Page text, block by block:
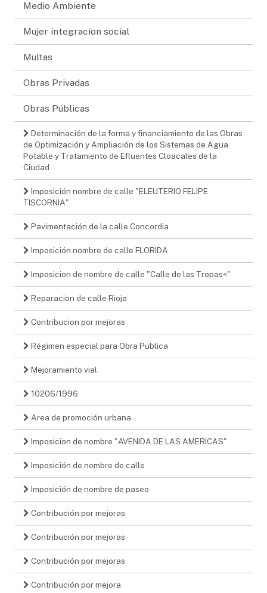
Medio Ambiente
Mujer integracion social
Multas
Obras Privadas
Obras Públicas
Determinación de la forma y financiamiento de las Obras
de Optimización y Ampliación de los Sistemas de Agua
Potable y Tratamiento de Efluentes Cloacales de la
Ciudad
Imposición nombre de calle "ELEUTERIO FELIPE
TISCORNIA"
Pavimentación de la calle Concordia
Imposición nombre de calle FLORIDA
Imposicion de nombre de calle "Calle de las Tropas<"
Reparacion de calle Rioja
Contribucion por mejoras
Régimen especial para Obra Publica
Mejoramiento vial
10206/1996
Area de promoción urbana
Imposicion de nombre "AVENIDA DE LAS AMERICAS"
Imposición de nombre de calle
Imposición de nombre de paseo
Contribución por mejoras
Contribución por mejoras
Contribución por mejoras
Contribución por mejora